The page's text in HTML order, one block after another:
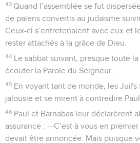
43 Quand l’assemblée se fut
de païens convertis au judaïsme
Ceux-ci s’entretenaient avec eux et
rester attachés à la grâce de Dieu.
44 Le sabbat suivant, presque toute
écouter la Parole du Seigneur.
45 En voyant tant de monde, les
jalousie et se mirent à contredire Paul
46 Paul et Barnabas leur déclarèrent
assurance : —C’est à vous en
devait être annoncée. Mais puisque